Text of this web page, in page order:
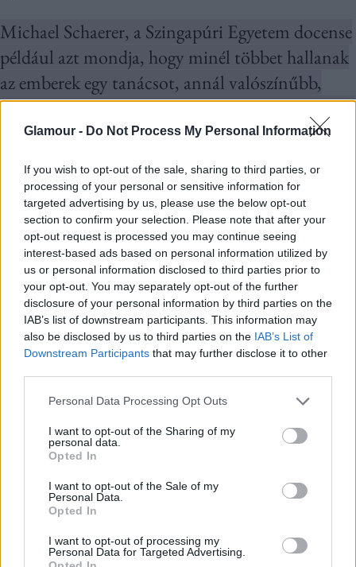
Glamour - Do Not Process My Personal Information
If you wish to opt-out of the sale, sharing to third parties, or
processing of your personal or sensitive information for
targeted advertising by us, please use the below opt-out
section to confirm your selection. Please note that after your
opt-out request is processed you may continue seeing
interest-based ads based on personal information utilized by
us or personal information disclosed to third parties prior to
your opt-out. You may separately opt-out of the further
disclosure of your personal information by third parties on the
IAB’s list of downstream participants. This information may
also be disclosed by us to third parties on the IAB’s List of
Downstream Participants that may further disclose it to other
Please note that this website/app uses one or more Google
not limited to your visit or usage behaviour. You may click to
grant or deny consent to Google and its third-party tags to
use your data for below specified purposes in below Google
consent section.
Personal Data Processing Opt Outs
I want to opt-out of the Sharing of my
personal data.
Opted In
I want to opt-out of the Sale of my
Personal Data.
Opted In
I want to opt-out of processing my
Personal Data for Targeted Advertising.
Michael Schaerer, a Szingapúri Egyetem docense
például azt mondja, hogy minél többet hallanak
az emberek egy tanácsot, annál valószínűbb,
hogy megfogadják, így jó ha végiggondolod, hogy
mi is valójában a célod, mielőtt más találja ki